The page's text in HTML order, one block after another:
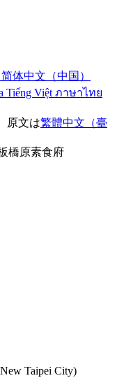
简体中文（中国）
Tiếng Việt ภาษาไทย
原文は繁體中文（臺
橋原素食府
Taipei City)